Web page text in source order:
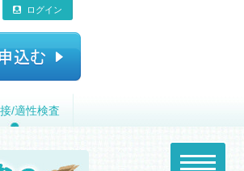
ログイン
/適性検査
/適性検査
toggle
navigation